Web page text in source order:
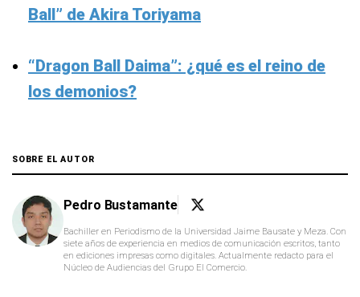
Ball” de Akira Toriyama
“Dragon Ball Daima”: ¿qué es el reino de
los demonios?
SOBRE EL AUTOR
Pedro Bustamante
Bachiller en Periodismo de la Universidad Jaime Bausate y Meza. Con
siete años de experiencia en medios de comunicación escritos, tanto
en ediciones impresas como digitales. Actualmente redacto para el
Núcleo de Audiencias del Grupo El Comercio.